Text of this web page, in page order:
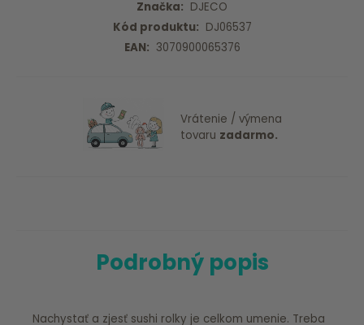
Značka: DJECO
Kód produktu: DJ06537
EAN: 3070900065376
Vrátenie / výmena
tovaru zadarmo.
Podrobný popis
Nachystať a zjesť sushi rolky je celkom umenie. Treba